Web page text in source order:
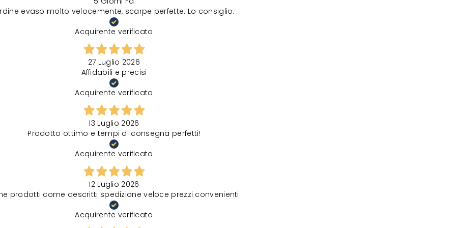
evaso molto velocemente, scarpe perfette. Lo consiglio.
Acquirente verificato
27 Luglio 2026
Affidabili e precisi
Acquirente verificato
13 Luglio 2026
Prodotto ottimo e tempi di consegna perfetti!
Acquirente verificato
12 Luglio 2026
prodotti come descritti spedizione veloce prezzi convenienti
Acquirente verificato